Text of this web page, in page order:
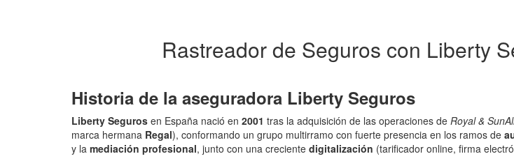
Rastreador de Seguros con Liberty
Historia de la aseguradora Liberty Seguros
Liberty Seguros en España nació en 2001 tras la adquisición de las operaciones de Royal &
marca hermana Regal), conformando un grupo multirramo con fuerte presencia en los ramos de
y la mediación profesional, junto con una creciente digitalización (tarificador online, firma